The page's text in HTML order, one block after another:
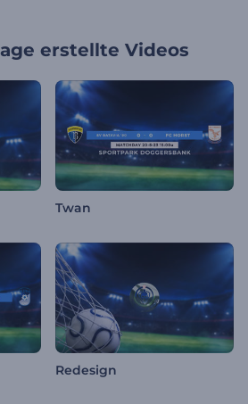
erstellte Videos
Twan
Redesign